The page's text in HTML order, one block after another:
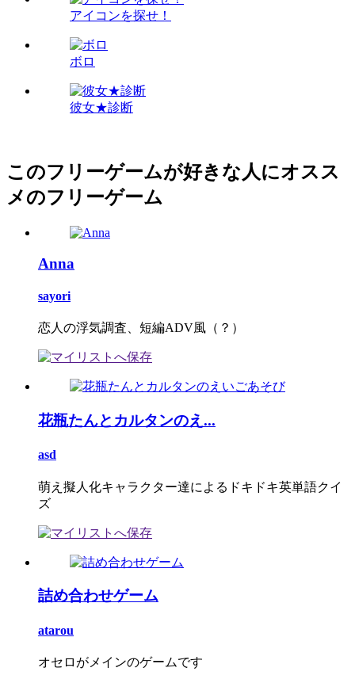
アイコンを探せ！
ボロ
彼女★診断
このフリーゲームが好きな人にオスス
メのフリーゲーム
Anna
sayori
恋人の浮気調査、短編ADV風（？）
花瓶たんとカルタンのえ...
asd
萌え擬人化キャラクター達によるドキドキ英単語クイ
ズ
詰め合わせゲーム
atarou
オセロがメインのゲームです